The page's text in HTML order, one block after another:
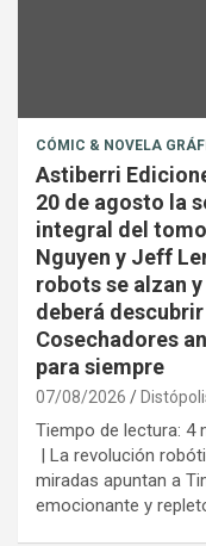
CÓMIC & NOVELA
Astiberri
20 de agosto la
integral del tomo
Nguyen y Jeff
robots se alzan
deberá
Cosechadores
para siempre
07/08/2026
Tiempo de lectura: 4
| La revolución
miradas apuntan a
emocionante y